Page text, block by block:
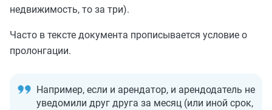
недвижимость, то за три).
Часто в тексте документа прописывается условие о
пролонгации.
Например, если и арендатор, и арендодатель не
уведомили друг друга за месяц (или иной срок,